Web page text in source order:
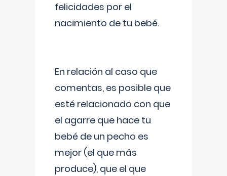
felicidades por el
nacimiento de tu bebé.
En relación al caso que
comentas, es posible que
esté relacionado con que
el agarre que hace tu
bebé de un pecho es
mejor (el que más
produce), que el que